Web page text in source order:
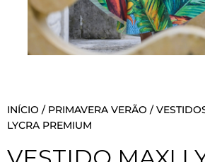
INÍCIO / PRIMAVERA VERÃO /
LYCRA PREMIUM